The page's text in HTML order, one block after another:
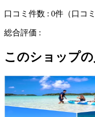
口コミ件数 : 0件 （口コ
総合評価 :
このショップ